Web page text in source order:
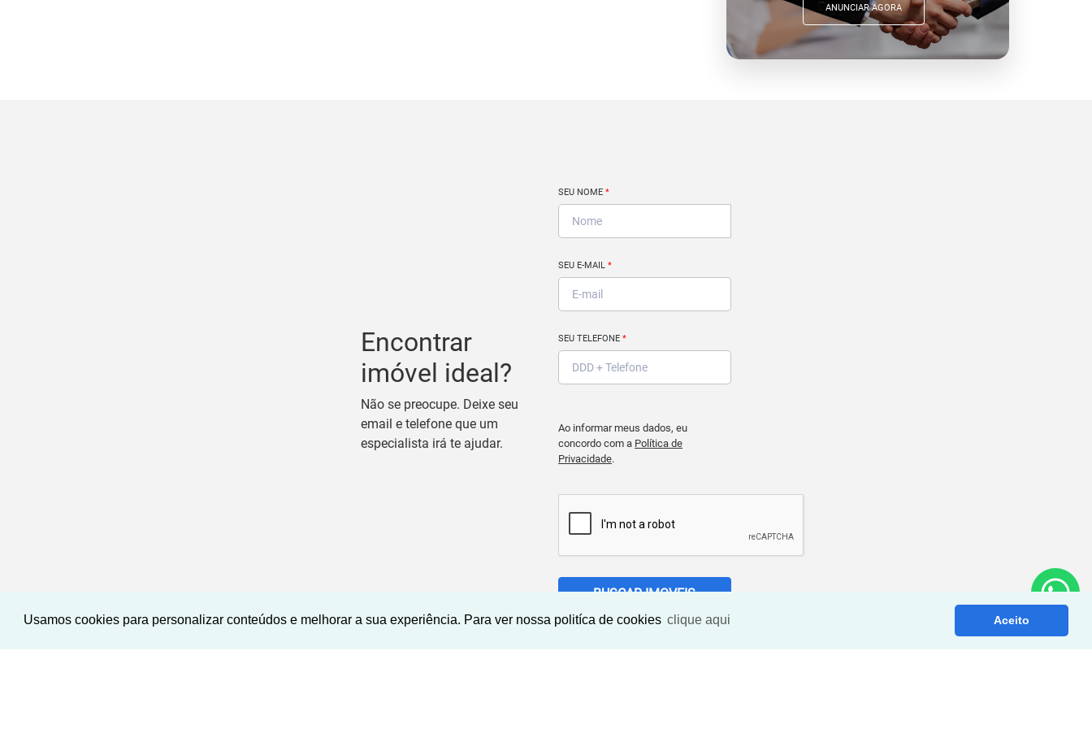
Usamos cookies para personalizar conteúdos e melhorar a sua experiência. Para ver nossa politíca de cookies clique aqui Aceito
ANUNCIAR AGORA
Encontrar
imóvel ideal?
Não se preocupe. Deixe seu
email e telefone que um
especialista irá te ajudar.
SEU NOME *
SEU E-MAIL *
SEU TELEFONE *
Ao informar meus dados, eu
concordo com a Política de
Privacidade.
BUSCAR IMOVEIS